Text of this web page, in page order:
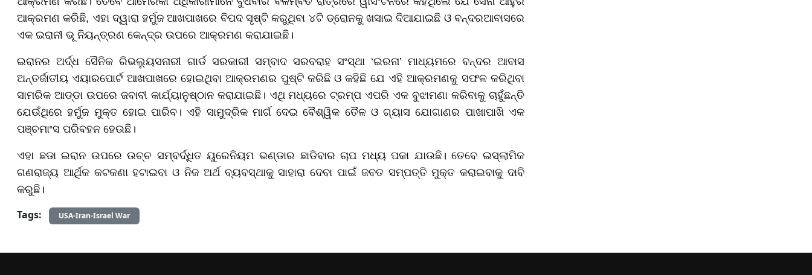
ଆକ୍ରମଣ କରିଛି, ଏହା ଦ୍ୱାରା ହର୍ମୁଜ ଆଖପାଖରେ ବିପଦ ସୃଷ୍ଟି କରୁଥିବା ୪ଟି ଡ୍ରୋନକୁ ଖସାଇ ଦିଆଯାଇଛି ଓ ବନ୍ଦରଆବାସରେ
ଏକ ଇରାନୀ ଭୂ ନିୟନ୍ତ୍ରଣ କେନ୍ଦ୍ର ଉପରେ ଆକ୍ରମଣ କରାଯାଇଛି।
ଇରାନର ଅର୍ଦ୍ଧ ସୈନିକ ରିଭଲ୍ୟୁସନାରୀ ଗାର୍ଡ ସରକାରୀ ସମ୍ବାଦ ସରବରାହ ସଂସ୍ଥା ‘ଇରନା’ ମାଧ୍ୟମରେ ବନ୍ଦର ଆବାସ
ଅନ୍ତର୍ଜାତୀୟ ଏୟାରପୋର୍ଟ ଆଖପାଖରେ ହୋଇଥିବା ଆକ୍ରମଣର ପୁଷ୍ଟି କରିଛି ଓ କହିଛି ଯେ ଏହି ଆକ୍ରମଣକୁ ସଫଳ କରିଥିବା
ସାମରିକ ଆଡ୍ଡା ଉପରେ ଜବାବୀ କାର୍ଯ୍ୟାନୁଷ୍ଠାନ କରାଯାଇଛି। ଏଥି ମଧ୍ୟରେ ଟ୍ରମ୍ପ ଏପରି ଏକ ବୁଝାମଣା କରିବାକୁ ଚାହୁଁଛନ୍ତି
ଯେଉଁଥିରେ ହର୍ମୁଜ ମୁକ୍ତ ହୋଇ ପାରିବ। ଏହି ସାମୁଦ୍ରିକ ମାର୍ଗ ଦେଇ ବୈଶ୍ୱିକ ତୈଳ ଓ ଗ୍ୟାସ ଯୋଗାଣର ପାଖାପାଖି ଏକ
ପଞ୍ଚମାଂସ ପରିବହନ ହେଉଛି।
ଏହା ଛଡା ଇରାନ ଉପରେ ଉଚ୍ଚ ସମ୍ବର୍ଦ୍ଧିତ ୟୁରେନିୟମ ଭଣ୍ଡାର ଛାଡିବାର ଚାପ ମଧ୍ୟ ପକା ଯାଉଛି। ତେବେ ଇସ୍ଲାମିକ
ଗଣରାଜ୍ୟ ଆର୍ଥିକ କଟକଣା ହଟାଇବା ଓ ନିଜ ଅର୍ଥ ବ୍ୟବସ୍ଥାକୁ ସାହାରା ଦେବା ପାଇଁ ଜବତ ସମ୍ପତ୍ତି ମୁକ୍ତ କରାଇବାକୁ ଦାବି
କରୁଛି।
Tags: USA-Iran-Israel War